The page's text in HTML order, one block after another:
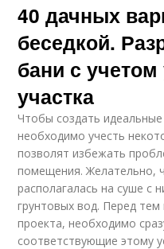
40 дачных
беседкой.
бани с
участка
Чтобы создать
необходимо учесть
позволят избежать
помещения. Желательно,
располагалась на суше с
грунтовых вод. Перед тем
проекта, необходимо
соответствующие этому